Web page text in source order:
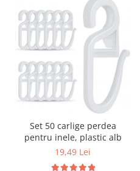
Set 50 carlige perdea
pentru inele, plastic alb
19,49 Lei